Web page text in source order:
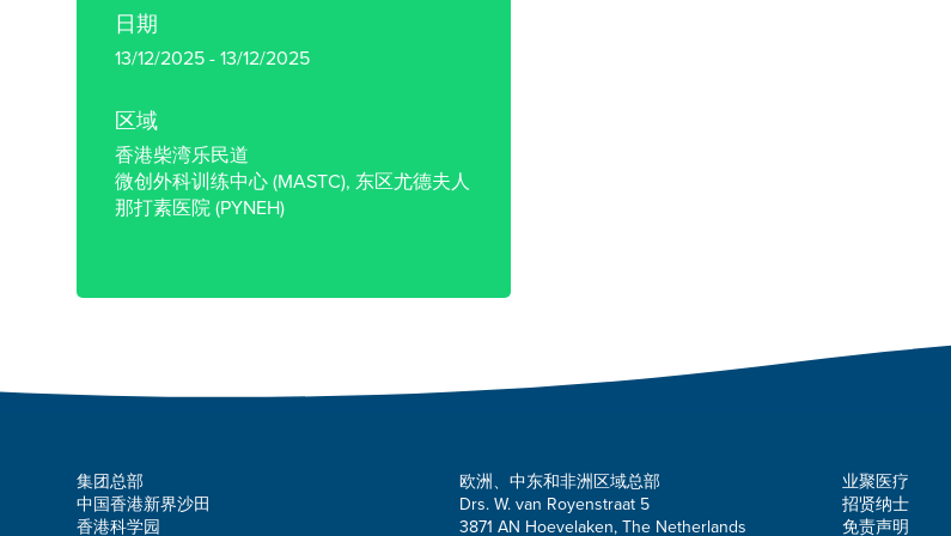
日期
13/12/2025 - 13/12/2025
区域
香港柴湾乐民道
微创外科训练中心 (MASTC), 东区尤德夫人
那打素医院 (PYNEH)
集团总部
中国香港新界沙田
香港科学园
欧洲、中东和非洲区域总部
Drs. W. van Royenstraat 5
3871 AN Hoevelaken, The Netherlands
业聚医疗
招贤纳士
免责声明